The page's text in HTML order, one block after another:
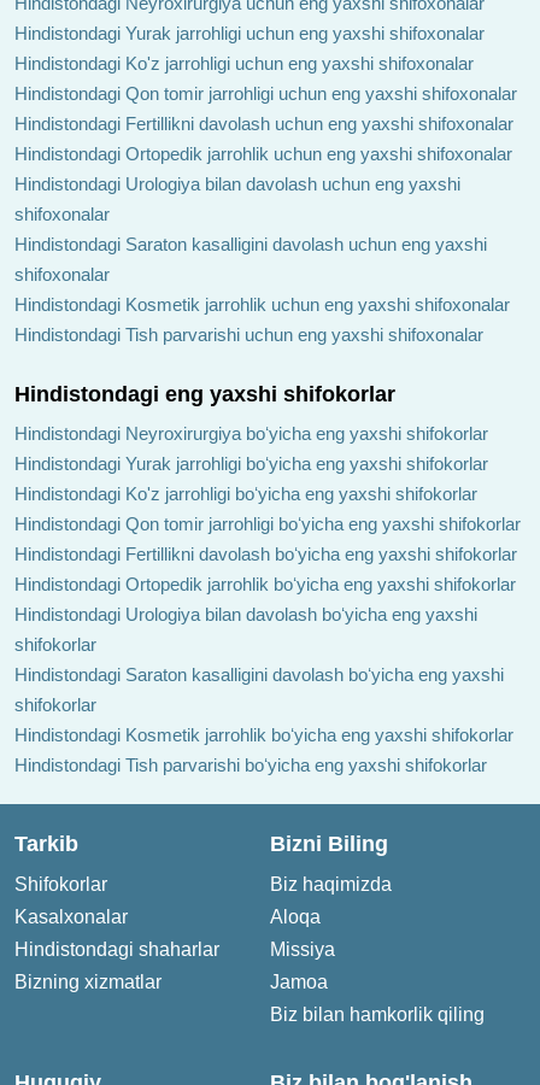
Hindistondagi Yurak jarrohligi uchun eng yaxshi shifoxonalar
Hindistondagi Ko'z jarrohligi uchun eng yaxshi shifoxonalar
Hindistondagi Qon tomir jarrohligi uchun eng yaxshi shifoxonalar
Hindistondagi Fertillikni davolash uchun eng yaxshi shifoxonalar
Hindistondagi Ortopedik jarrohlik uchun eng yaxshi shifoxonalar
Hindistondagi Urologiya bilan davolash uchun eng yaxshi
shifoxonalar
Hindistondagi Saraton kasalligini davolash uchun eng yaxshi
shifoxonalar
Hindistondagi Kosmetik jarrohlik uchun eng yaxshi shifoxonalar
Hindistondagi Tish parvarishi uchun eng yaxshi shifoxonalar
Hindistondagi eng yaxshi shifokorlar
Hindistondagi Neyroxirurgiya boʻyicha eng yaxshi shifokorlar
Hindistondagi Yurak jarrohligi boʻyicha eng yaxshi shifokorlar
Hindistondagi Ko'z jarrohligi boʻyicha eng yaxshi shifokorlar
Hindistondagi Qon tomir jarrohligi boʻyicha eng yaxshi shifokorlar
Hindistondagi Fertillikni davolash boʻyicha eng yaxshi shifokorlar
Hindistondagi Ortopedik jarrohlik boʻyicha eng yaxshi shifokorlar
Hindistondagi Urologiya bilan davolash boʻyicha eng yaxshi
shifokorlar
Hindistondagi Saraton kasalligini davolash boʻyicha eng yaxshi
shifokorlar
Hindistondagi Kosmetik jarrohlik boʻyicha eng yaxshi shifokorlar
Hindistondagi Tish parvarishi boʻyicha eng yaxshi shifokorlar
Tarkib
Shifokorlar
Kasalxonalar
Hindistondagi shaharlar
Bizning xizmatlar
Bizni Biling
Biz haqimizda
Aloqa
Missiya
Jamoa
Biz bilan hamkorlik qiling